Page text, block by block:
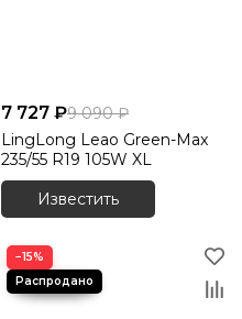
7 727 ₽9 090 ₽
LingLong Leao Green-Max
235/55 R19 105W XL
Известить
−15%